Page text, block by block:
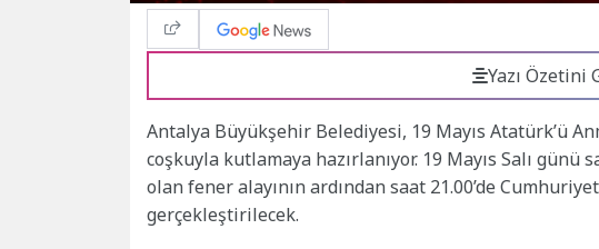
Yazı Özetini
Antalya Büyükşehir Belediyesi, 19 Mayıs Atatürk’ü
coşkuyla kutlamaya hazırlanıyor. 19 Mayıs Salı günü
olan fener alayının ardından saat 21.00’de
gerçekleştirilecek.